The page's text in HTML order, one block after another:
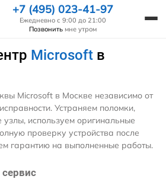
+7 (495) 023-41-97
Ежедневно с 9:00 до 21:00
Позвонить мне утром
Microsoft в
Microsoft в Москве независимо от
Устраняем поломки,
используем оригинальные
проверку устройства после
гарантию на выполненные работы.